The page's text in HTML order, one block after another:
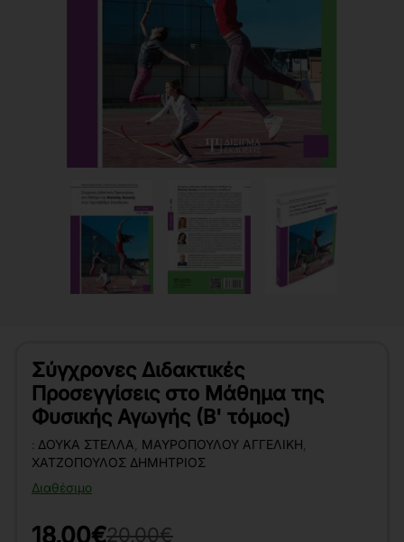
Σύγχρονες Διδακτικές
Προσεγγίσεις στο Μάθημα της
Φυσικής Αγωγής (Β' τόμος)
Διαθέσιμο
: ΔΟΎΚΑ ΣΤΈΛΛΑ ΜΑΥΡΟΠΟΎΛΟΥ ΑΓΓΕΛΙΚΉ
ΧΑΤΖΌΠΟΥΛΟΣ ΔΗΜΉΤΡΙΟΣ
18,00€20,00€